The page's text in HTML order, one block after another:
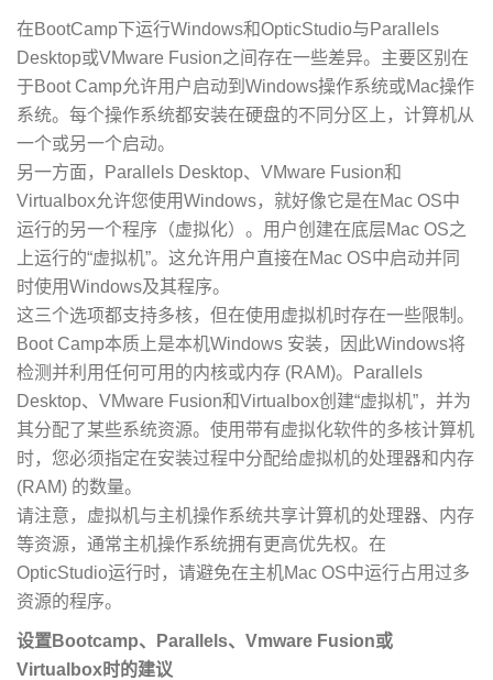
在BootCamp下运行Windows和OpticStudio与Parallels
Desktop或VMware Fusion之间存在一些差异。主要区别在
于Boot Camp允许用户启动到Windows操作系统或Mac操作
系统。每个操作系统都安装在硬盘的不同分区上，计算机从
一个或另一个启动。
另一方面，Parallels Desktop、VMware Fusion和
Virtualbox允许您使用Windows，就好像它是在Mac OS中
运行的另一个程序（虚拟化）。用户创建在底层Mac OS之
上运行的“虚拟机”。这允许用户直接在Mac OS中启动并同
时使用Windows及其程序。
这三个选项都支持多核，但在使用虚拟机时存在一些限制。
Boot Camp本质上是本机Windows 安装，因此Windows将
检测并利用任何可用的内核或内存 (RAM)。Parallels
Desktop、VMware Fusion和Virtualbox创建“虚拟机”，并为
其分配了某些系统资源。使用带有虚拟化软件的多核计算机
时，您必须指定在安装过程中分配给虚拟机的处理器和内存
(RAM) 的数量。
请注意，虚拟机与主机操作系统共享计算机的处理器、内存
等资源，通常主机操作系统拥有更高优先权。在
OpticStudio运行时，请避免在主机Mac OS中运行占用过多
资源的程序。
设置Bootcamp、Parallels、Vmware Fusion或
Virtualbox时的建议